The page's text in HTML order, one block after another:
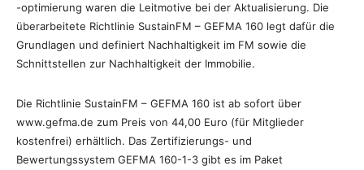
-optimierung waren die Leitmotive bei der Aktualisierung. Die
überarbeitete Richtlinie SustainFM – GEFMA 160 legt dafür die
Grundlagen und definiert Nachhaltigkeit im FM sowie die
Schnittstellen zur Nachhaltigkeit der Immobilie.
Die Richtlinie SustainFM – GEFMA 160 ist ab sofort über
www.gefma.de zum Preis von 44,00 Euro (für Mitglieder
kostenfrei) erhältlich. Das Zertifizierungs- und
Bewertungssystem GEFMA 160-1-3 gibt es im Paket